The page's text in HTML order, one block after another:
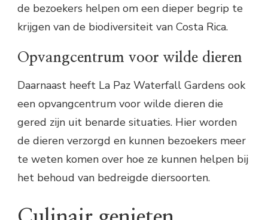
de bezoekers helpen om een dieper begrip te
krijgen van de biodiversiteit van Costa Rica.
Opvangcentrum voor wilde dieren
Daarnaast heeft La Paz Waterfall Gardens ook
een opvangcentrum voor wilde dieren die
gered zijn uit benarde situaties. Hier worden
de dieren verzorgd en kunnen bezoekers meer
te weten komen over hoe ze kunnen helpen bij
het behoud van bedreigde diersoorten.